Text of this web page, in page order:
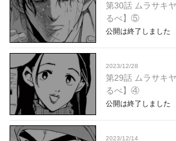
第30話 ムラサキ
るべ】⑤
公開は終了しました
2023/12/28
第29話 ムラサキ
るべ】④
公開は終了しました
2023/12/14